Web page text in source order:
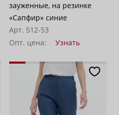
зауженные, на резинке
«Сапфир» синие
Арт. 512-53
Опт. цена:
Узнать